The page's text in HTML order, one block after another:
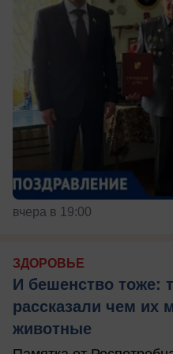
вчера в 19:00
ЗДОРОВЬЕ
И бешенство тоже:
рассказали чем их
животные